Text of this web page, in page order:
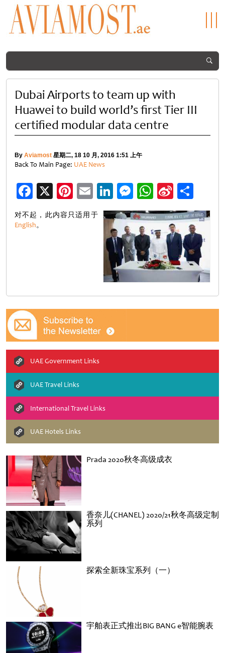
Prada 2020秋冬高级成衣
香奈儿(CHANEL) 2020/21秋冬高级定制
系列
探索全新珠宝系列（一）
宇舶表正式推出BIG BANG e智能腕表
Dubai Airports to team up with
Huawei to build world’s first Tier III
certified modular data centre
By Aviamost 星期二, 18 10 月, 2016 1:51 上午
Back To Main Page: UAE News
Facebook
X Pinterest
EmailLinkedIn
Messenger
WhatsApp
Sina
Weibo
享
对不起，此内容只适用于
English。
UAE Government Links
UAE Travel Links
International Travel Links
UAE Hotels Links